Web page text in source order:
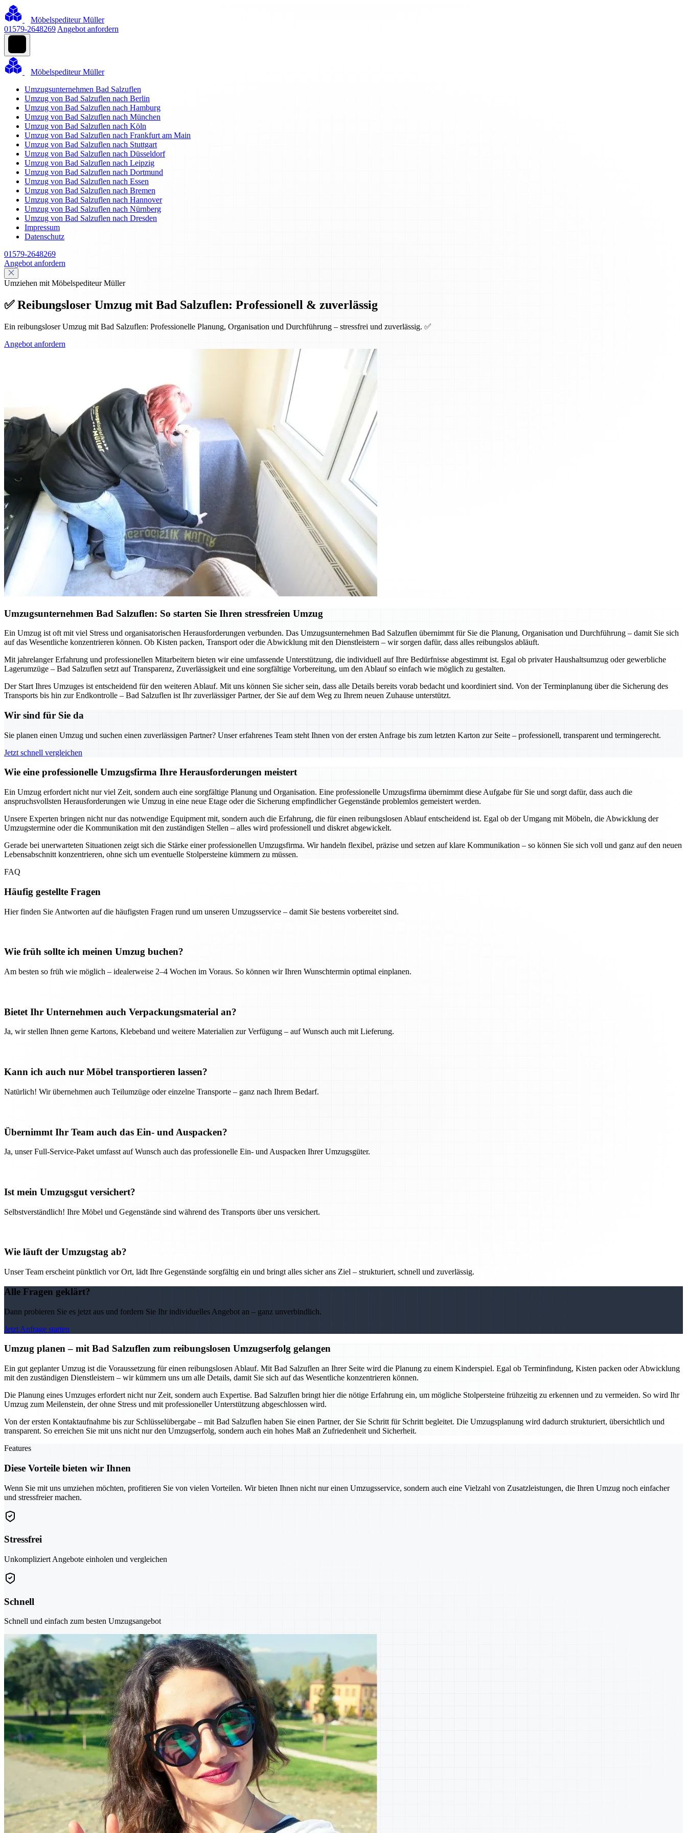
Möbelspediteur Müller
01579-2648269 Angebot anfordern
Möbelspediteur Müller
Umzugsunternehmen Bad Salzuflen
Umzug von Bad Salzuflen nach Berlin
Umzug von Bad Salzuflen nach Hamburg
Umzug von Bad Salzuflen nach München
Umzug von Bad Salzuflen nach Köln
Umzug von Bad Salzuflen nach Frankfurt am Main
Umzug von Bad Salzuflen nach Stuttgart
Umzug von Bad Salzuflen nach Düsseldorf
Umzug von Bad Salzuflen nach Leipzig
Umzug von Bad Salzuflen nach Dortmund
Umzug von Bad Salzuflen nach Essen
Umzug von Bad Salzuflen nach Bremen
Umzug von Bad Salzuflen nach Hannover
Umzug von Bad Salzuflen nach Nürnberg
Umzug von Bad Salzuflen nach Dresden
Impressum
Datenschutz
01579-2648269
Angebot anfordern
Umziehen mit Möbelspediteur Müller
✅ Reibungsloser Umzug mit Bad Salzuflen: Professionell & zuverlässig
Ein reibungsloser Umzug mit Bad Salzuflen: Professionelle Planung, Organisation und Durchführung – stressfrei und zuverlässig. ✅
Angebot anfordern
Umzugsunternehmen Bad Salzuflen: So starten Sie Ihren stressfreien Umzug
Ein Umzug ist oft mit viel Stress und organisatorischen Herausforderungen verbunden. Das Umzugsunternehmen Bad Salzuflen übernimmt für Sie die Planung, Organisation und Durchführung – damit Sie sich
auf das Wesentliche konzentrieren können. Ob Kisten packen, Transport oder die Abwicklung mit den Dienstleistern – wir sorgen dafür, dass alles reibungslos abläuft.
Mit jahrelanger Erfahrung und professionellen Mitarbeitern bieten wir eine umfassende Unterstützung, die individuell auf Ihre Bedürfnisse abgestimmt ist. Egal ob privater Haushaltsumzug oder gewerbliche
Lagerumzüge – Bad Salzuflen setzt auf Transparenz, Zuverlässigkeit und eine sorgfältige Vorbereitung, um den Ablauf so einfach wie möglich zu gestalten.
Der Start Ihres Umzuges ist entscheidend für den weiteren Ablauf. Mit uns können Sie sicher sein, dass alle Details bereits vorab bedacht und koordiniert sind. Von der Terminplanung über die Sicherung des
Transports bis hin zur Endkontrolle – Bad Salzuflen ist Ihr zuverlässiger Partner, der Sie auf dem Weg zu Ihrem neuen Zuhause unterstützt.
Wir sind für Sie da
Sie planen einen Umzug und suchen einen zuverlässigen Partner? Unser erfahrenes Team steht Ihnen von der ersten Anfrage bis zum letzten Karton zur Seite – professionell, transparent und termingerecht.
Jetzt schnell vergleichen
Wie eine professionelle Umzugsfirma Ihre Herausforderungen meistert
Ein Umzug erfordert nicht nur viel Zeit, sondern auch eine sorgfältige Planung und Organisation. Eine professionelle Umzugsfirma übernimmt diese Aufgabe für Sie und sorgt dafür, dass auch die
anspruchsvollsten Herausforderungen wie Umzug in eine neue Etage oder die Sicherung empfindlicher Gegenstände problemlos gemeistert werden.
Unsere Experten bringen nicht nur das notwendige Equipment mit, sondern auch die Erfahrung, die für einen reibungslosen Ablauf entscheidend ist. Egal ob der Umgang mit Möbeln, die Abwicklung der
Umzugstermine oder die Kommunikation mit den zuständigen Stellen – alles wird professionell und diskret abgewickelt.
Gerade bei unerwarteten Situationen zeigt sich die Stärke einer professionellen Umzugsfirma. Wir handeln flexibel, präzise und setzen auf klare Kommunikation – so können Sie sich voll und ganz auf den neuen
Lebensabschnitt konzentrieren, ohne sich um eventuelle Stolpersteine kümmern zu müssen.
FAQ
Häufig gestellte Fragen
Hier finden Sie Antworten auf die häufigsten Fragen rund um unseren Umzugsservice – damit Sie bestens vorbereitet sind.
Wie früh sollte ich meinen Umzug buchen?
Am besten so früh wie möglich – idealerweise 2–4 Wochen im Voraus. So können wir Ihren Wunschtermin optimal einplanen.
Bietet Ihr Unternehmen auch Verpackungsmaterial an?
Ja, wir stellen Ihnen gerne Kartons, Klebeband und weitere Materialien zur Verfügung – auf Wunsch auch mit Lieferung.
Kann ich auch nur Möbel transportieren lassen?
Natürlich! Wir übernehmen auch Teilumzüge oder einzelne Transporte – ganz nach Ihrem Bedarf.
Übernimmt Ihr Team auch das Ein- und Auspacken?
Ja, unser Full-Service-Paket umfasst auf Wunsch auch das professionelle Ein- und Auspacken Ihrer Umzugsgüter.
Ist mein Umzugsgut versichert?
Selbstverständlich! Ihre Möbel und Gegenstände sind während des Transports über uns versichert.
Wie läuft der Umzugstag ab?
Unser Team erscheint pünktlich vor Ort, lädt Ihre Gegenstände sorgfältig ein und bringt alles sicher ans Ziel – strukturiert, schnell und zuverlässig.
Alle Fragen geklärt?
Dann probieren Sie es jetzt aus und fordern Sie Ihr individuelles Angebot an – ganz unverbindlich.
Jetzt Anfrage starten
Umzug planen – mit Bad Salzuflen zum reibungslosen Umzugserfolg gelangen
Ein gut geplanter Umzug ist die Voraussetzung für einen reibungslosen Ablauf. Mit Bad Salzuflen an Ihrer Seite wird die Planung zu einem Kinderspiel. Egal ob Terminfindung, Kisten packen oder Abwicklung
mit den zuständigen Dienstleistern – wir kümmern uns um alle Details, damit Sie sich auf das Wesentliche konzentrieren können.
Die Planung eines Umzuges erfordert nicht nur Zeit, sondern auch Expertise. Bad Salzuflen bringt hier die nötige Erfahrung ein, um mögliche Stolpersteine frühzeitig zu erkennen und zu vermeiden. So wird Ihr
Umzug zum Meilenstein, der ohne Stress und mit professioneller Unterstützung abgeschlossen wird.
Von der ersten Kontaktaufnahme bis zur Schlüsselübergabe – mit Bad Salzuflen haben Sie einen Partner, der Sie Schritt für Schritt begleitet. Die Umzugsplanung wird dadurch strukturiert, übersichtlich und
transparent. So erreichen Sie mit uns nicht nur den Umzugserfolg, sondern auch ein hohes Maß an Zufriedenheit und Sicherheit.
Features
Diese Vorteile bieten wir Ihnen
Wenn Sie mit uns umziehen möchten, profitieren Sie von vielen Vorteilen. Wir bieten Ihnen nicht nur einen Umzugsservice, sondern auch eine Vielzahl von Zusatzleistungen, die Ihren Umzug noch einfacher
und stressfreier machen.
Stressfrei
Unkompliziert Angebote einholen und vergleichen
Schnell
Schnell und einfach zum besten Umzugsangebot